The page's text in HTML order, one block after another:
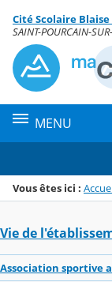
Menu de la
Contenu
Cité Scolaire
SAINT-POURCAIN-
MENU
Vous êtes ici :
Vie de
Association sportive